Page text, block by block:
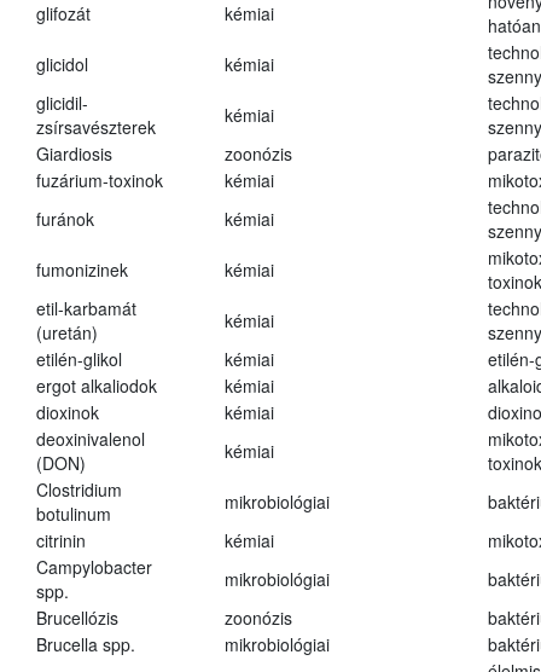
glifozát
kémiai
glicidol
kémiai
glicidil-
zsírsavészterek
kémiai
Giardiosis
zoonózis
fuzárium-toxinok
kémiai
furánok
kémiai
fumonizinek
kémiai
toxinok
etil-karbamát
(uretán)
kémiai
etilén-glikol
kémiai
etilén-
ergot alkaliodok
kémiai
dioxinok
kémiai
deoxinivalenol
(DON)
kémiai
toxinok
Clostridium
botulinum
mikrobiológiai
citrinin
kémiai
Campylobacter
spp.
mikrobiológiai
Brucellózis
zoonózis
Brucella spp.
mikrobiológiai